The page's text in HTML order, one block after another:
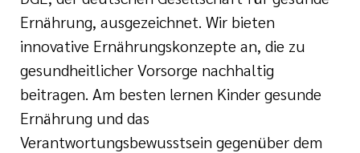
und Kinderschutz
Bildung
eines
Ernährung, ausgezeichnet. Wir bieten
innovative Ernährungskonzepte an, die zu
gesundheitlicher Vorsorge nachhaltig
beitragen. Am besten lernen Kinder gesunde
Ernährung und das
Verantwortungsbewusstsein gegenüber dem